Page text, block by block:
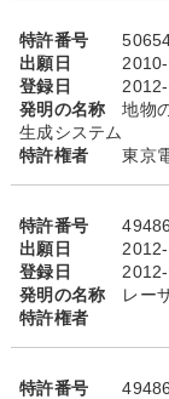
特許番号
出願日
登録日
発明の名称
地物
生成システム
特許権者
東京
特許番号
出願日
登録日
発明の名称
レー
特許権者
特許番号